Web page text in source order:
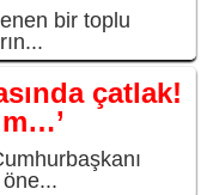
bir toplu
çatlak!
öne...